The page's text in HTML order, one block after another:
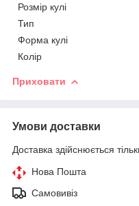
Розмір кулі
Тип
Форма кулі
Колір
Приховати
Умови доставки
Доставка здійснюється
Нова Пошта
Самовивіз